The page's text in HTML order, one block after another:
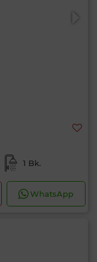
1 Bk.
WhatsApp